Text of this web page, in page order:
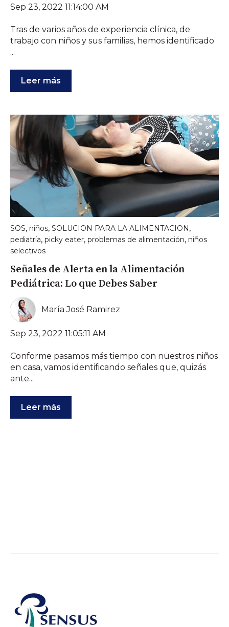
Sep 23, 2022 11:14:00 AM
Tras de varios años de experiencia clínica, de
trabajo con niños y sus familias, hemos identificado
...
Leer más
SOS, niños, SOLUCION PARA LA ALIMENTACION ,
pediatría, picky eater, problemas de alimentación, niños
selectivos
Señales de Alerta en la Alimentación
Pediátrica: Lo que Debes Saber
María José Ramirez
Sep 23, 2022 11:05:11 AM
Conforme pasamos más tiempo con nuestros niños
en casa, vamos identificando señales que, quizás
ante...
Leer más